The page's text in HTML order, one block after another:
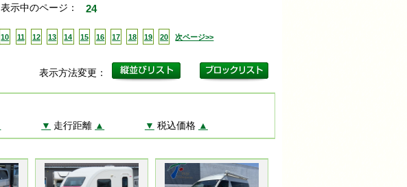
表示中のページ： 24
10 11 12 13 14 15 16 17 18 19 20 次ページ>>
表示方法変更：
▼ 走行距離 ▲ ▼ 税込価格 ▲